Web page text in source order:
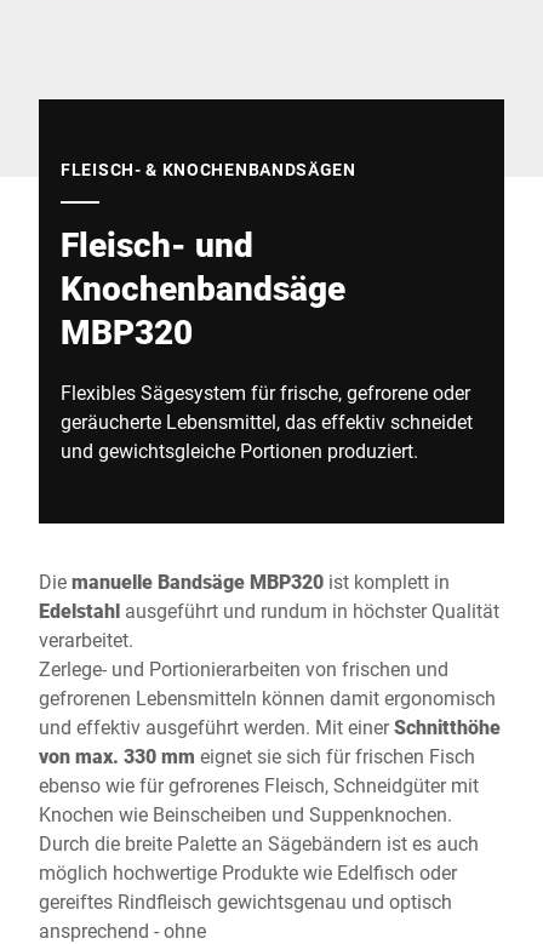
FLEISCH- & KNOCHENBANDSÄGEN
Fleisch- und
Knochenbandsäge
MBP320
Flexibles Sägesystem für frische, gefrorene oder
geräucherte Lebensmittel, das effektiv schneidet
und gewichtsgleiche Portionen produziert.
Diemanuelle Bandsäge MBP320 ist komplett in
Edelstahl ausgeführt und rundum in höchster Qualität
verarbeitet.
Zerlege- und Portionierarbeiten von frischen und
gefrorenen Lebensmitteln können damit ergonomisch
und effektiv ausgeführt werden. Mit einerSchnitthöhe
von max. 330 mm eignet sie sich für frischen Fisch
ebenso wie für gefrorenes Fleisch, Schneidgüter mit
Knochen wie Beinscheiben und Suppenknochen.
Durch die breite Palette an Sägebändern ist es auch
möglich hochwertige Produkte wie Edelfisch oder
gereiftes Rindfleisch gewichtsgenau und optisch
ansprechend - ohne